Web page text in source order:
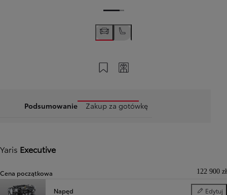
Zapisz na swoim koncie
Podsumowanie Zakup za gotówkę
Yaris Executive
Cena początkowa 122 900 zł
Napęd Edytuj